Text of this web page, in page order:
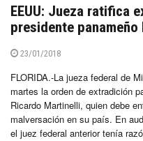
EEUU: Jueza ratifica
presidente
23/01/2018
FLORIDA.-La jueza federal de
martes la orden de extradición
Ricardo Martinelli, quien debe
malversación en su país. En
el juez federal anterior tenía